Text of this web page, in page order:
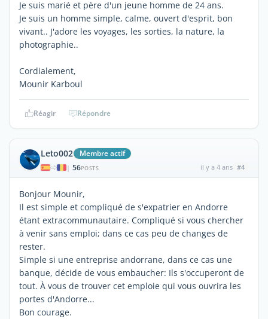
Je suis marié et père d'un jeune homme de 24 ans.
Je suis un homme simple, calme, ouvert d'esprit, bon
vivant.. J'adore les voyages, les sorties, la nature, la
photographie..
Cordialement,
Mounir Karboul
Réagir Répondre
Leto002 Membre actif
| 56POSTS il y a 4 ans #4
Bonjour Mounir,
Il est simple et compliqué de s'expatrier en Andorre
étant extracommunautaire. Compliqué si vous chercher
à venir sans emploi; dans ce cas peu de changes de
rester.
Simple si une entreprise andorrane, dans ce cas une
banque, décide de vous embaucher: Ils s'occuperont de
tout. À vous de trouver cet emploie qui vous ouvrira les
portes d'Andorre...
Bon courage.